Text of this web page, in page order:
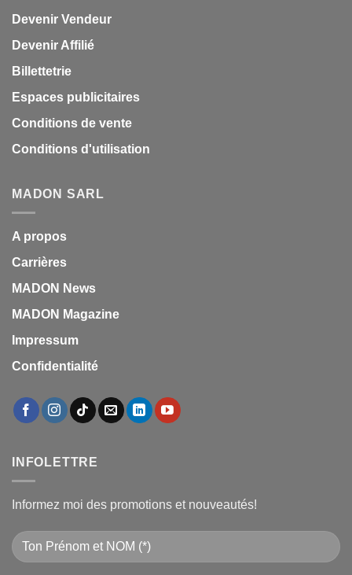
Devenir Vendeur
Devenir Affilié
Billettetrie
Espaces publicitaires
Conditions de vente
Conditions d'utilisation
MADON SARL
A propos
Carrières
MADON News
MADON Magazine
Impressum
Confidentialité
INFOLETTRE
Informez moi des promotions et nouveautés!